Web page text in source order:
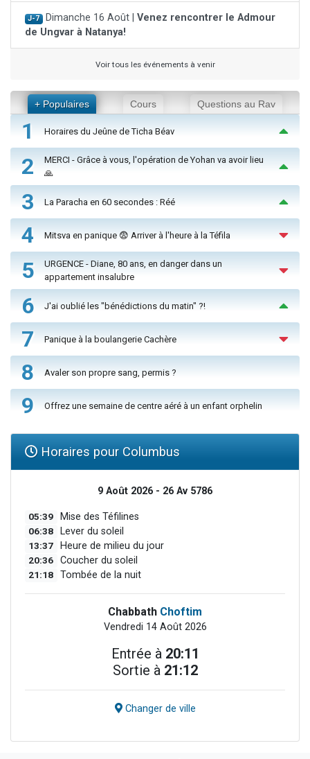
J-7 Dimanche 16 Août | Venez rencontrer le Admour
de Ungvar à Natanya!
Voir tous les événements à venir
+ Populaires Cours Questions au Rav
1 Horaires du Jeûne de Ticha Béav
2
MERCI - Grâce à vous, l'opération de Yohan va avoir lieu
🙏
3 La Paracha en 60 secondes : Réé
4 Mitsva en panique 😨 Arriver à l'heure à la Téfila
5
URGENCE - Diane, 80 ans, en danger dans un
appartement insalubre
6 J'ai oublié les "bénédictions du matin" ?!
7 Panique à la boulangerie Cachère
8 Avaler son propre sang, permis ?
9 Offrez une semaine de centre aéré à un enfant orphelin
Horaires pour Columbus
9 Août 2026 - 26 Av 5786
05:39 Mise des Téfilines
06:38 Lever du soleil
13:37 Heure de milieu du jour
20:36 Coucher du soleil
21:18 Tombée de la nuit
Chabbath Choftim
Vendredi 14 Août 2026
Entrée à 20:11
Sortie à 21:12
Changer de ville